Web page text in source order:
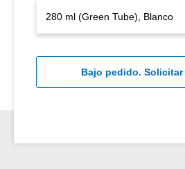
Bajo pedido.